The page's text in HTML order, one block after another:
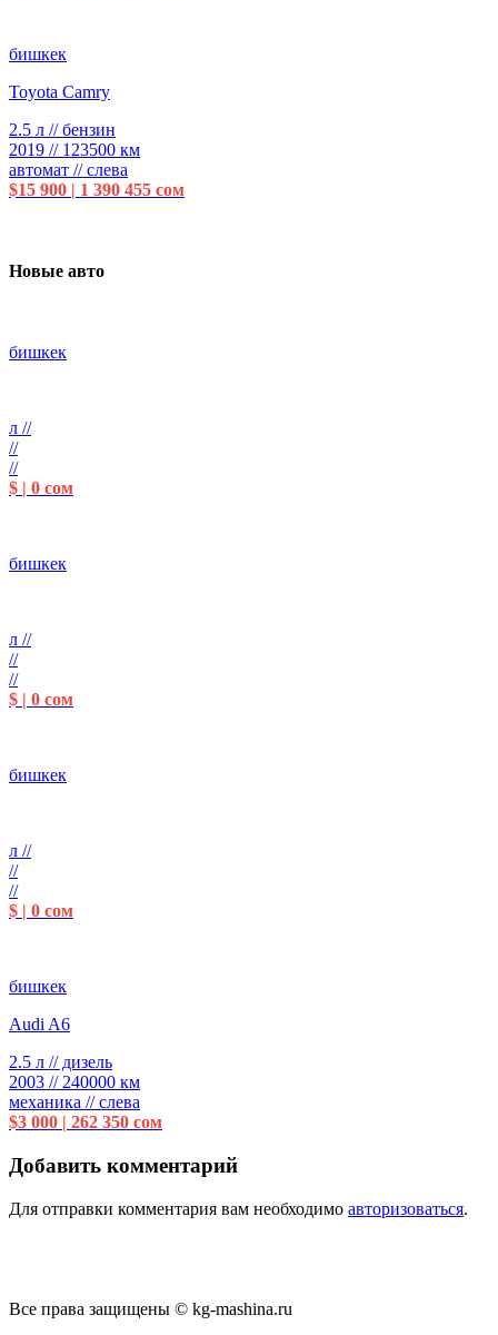
бишкек
Toyota Camry
2.5 л // бензин
2019 // 123500 км
автомат // слева
$15 900 | 1 390 455 сом
Новые авто
бишкек
л //
//
//
$ | 0 сом
бишкек
л //
//
//
$ | 0 сом
бишкек
л //
//
//
$ | 0 сом
бишкек
Audi A6
2.5 л // дизель
2003 // 240000 км
механика // слева
$3 000 | 262 350 сом
Добавить комментарий
Для отправки комментария вам необходимо авторизоваться.
Все права защищены © kg-mashina.ru